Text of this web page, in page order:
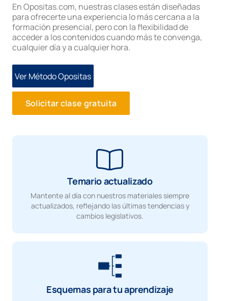
En Opositas.com, nuestras clases están diseñadas
para ofrecerte una experiencia lo más cercana a la
formación presencial, pero con la flexibilidad de
acceder a los contenidos cuando más te convenga,
cualquier día y a cualquier hora.
Ver Método Opositas
Solicitar clase gratuita
Temario actualizado
Mantente al día con nuestros materiales siempre
actualizados, reflejando las últimas tendencias y
cambios legislativos.
Esquemas para tu aprendizaje